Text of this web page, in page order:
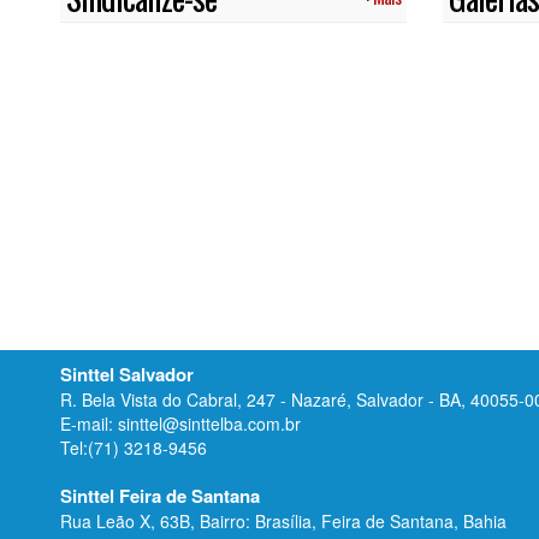
Sinttel Salvador
R. Bela Vista do Cabral, 247 - Nazaré, Salvador - BA, 40055-
E-mail: sinttel@sinttelba.com.br
Tel:(71) 3218-9456
Sinttel Feira de Santana
Rua Leão X, 63B, Bairro: Brasília, Feira de Santana, Bahia